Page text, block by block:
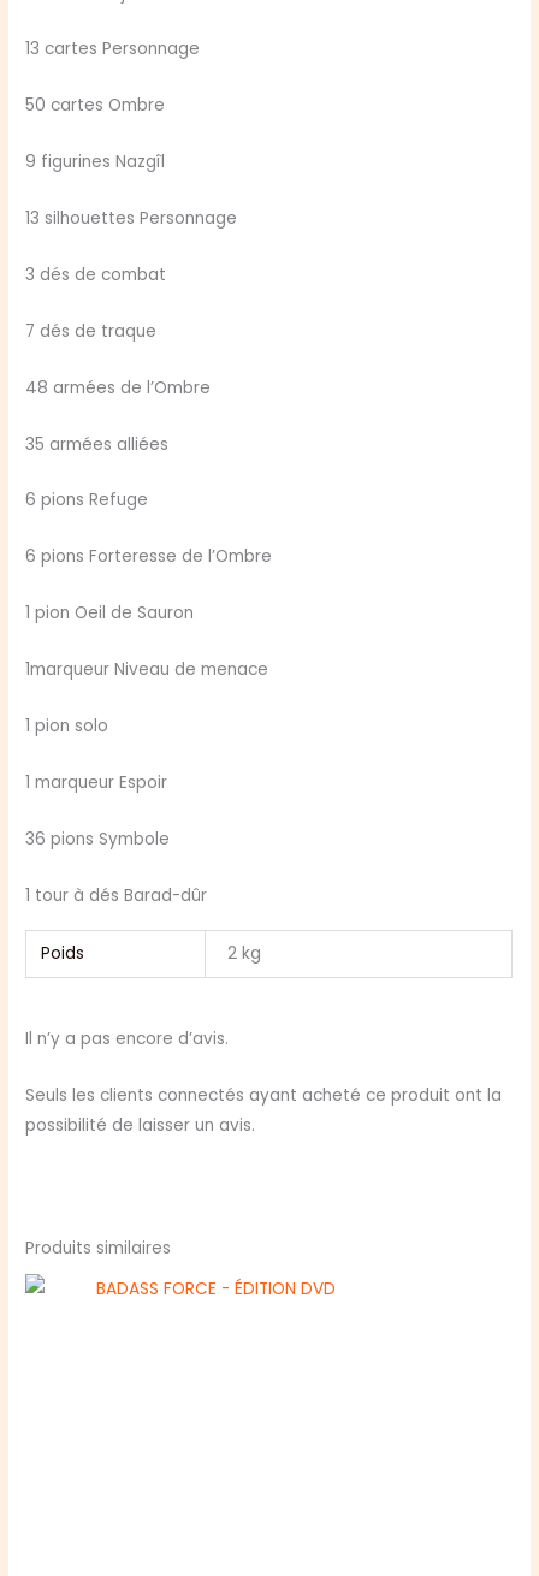
13 cartes Personnage
50 cartes Ombre
9 figurines Nazgîl
13 silhouettes Personnage
3 dés de combat
7 dés de traque
48 armées de l’Ombre
35 armées alliées
6 pions Refuge
6 pions Forteresse de l’Ombre
1 pion Oeil de Sauron
1marqueur Niveau de menace
1 pion solo
1 marqueur Espoir
36 pions Symbole
1 tour à dés Barad-dûr
Poids 2 kg
Il n’y a pas encore d’avis.
Seuls les clients connectés ayant acheté ce produit ont la
possibilité de laisser un avis.
Produits similaires